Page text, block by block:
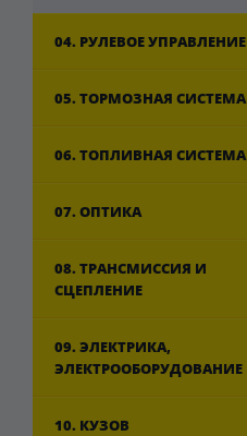
04. РУЛЕВОЕ УПРАВЛЕНИЕ
05. ТОРМОЗНАЯ СИСТЕМА
06. ТОПЛИВНАЯ СИСТЕМА
07. ОПТИКА
08. ТРАНСМИССИЯ И
СЦЕПЛЕНИЕ
09. ЭЛЕКТРИКА,
ЭЛЕКТРООБОРУДОВАНИЕ
10. КУЗОВ